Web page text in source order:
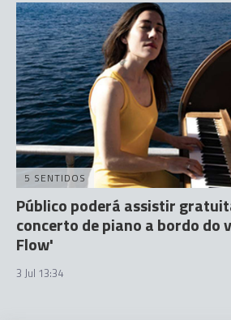
5 SENTIDOS
Público poderá assistir
concerto de piano a bordo do
Flow'
3 Jul 13:34